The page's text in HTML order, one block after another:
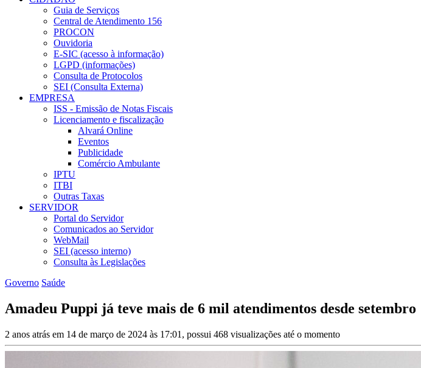
Guia de Serviços
Central de Atendimento 156
PROCON
Ouvidoria
E-SIC (acesso à informação)
LGPD (informações)
Consulta de Protocolos
SEI (Consulta Externa)
EMPRESA
ISS - Emissão de Notas Fiscais
Licenciamento e fiscalização
Alvará Online
Eventos
Publicidade
Comércio Ambulante
IPTU
ITBI
Outras Taxas
SERVIDOR
Portal do Servidor
Comunicados ao Servidor
WebMail
SEI (acesso interno)
Consulta às Legislações
Governo Saúde
Amadeu Puppi já teve mais de 6 mil atendimentos desde setembro
2 anos atrás em 14 de março de 2024 às 17:01, possui 468 visualizações até o momento